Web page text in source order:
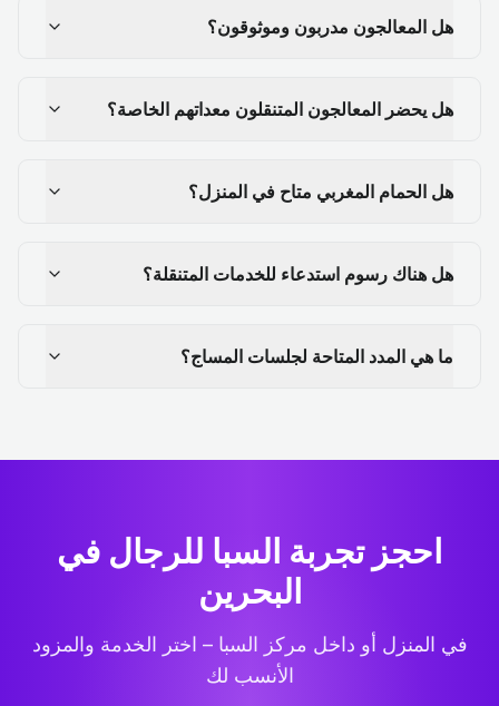
هل المعالجون مدربون وموثوقون؟
هل يحضر المعالجون المتنقلون معداتهم الخاصة؟
هل الحمام المغربي متاح في المنزل؟
هل هناك رسوم استدعاء للخدمات المتنقلة؟
ما هي المدد المتاحة لجلسات المساج؟
احجز تجربة السبا للرجال في
البحرين
في المنزل أو داخل مركز السبا – اختر الخدمة والمزود
الأنسب لك